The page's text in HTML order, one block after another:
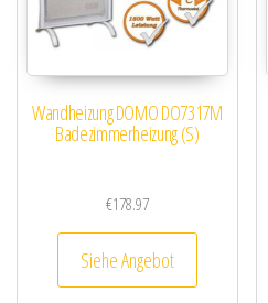
Wandheizung DOMO DO7317M
Badezimmerheizung (S)
€178.97
Siehe Angebot